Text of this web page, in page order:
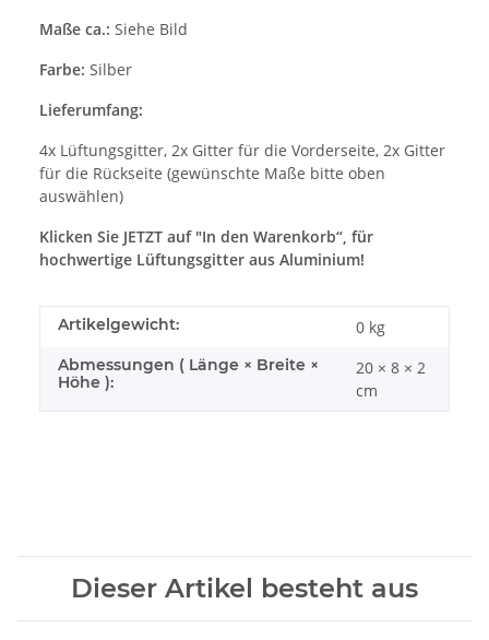
Maße ca.: Siehe Bild
Farbe: Silber
Lieferumfang:
4x Lüftungsgitter, 2x Gitter für die Vorderseite, 2x Gitter
für die Rückseite (gewünschte Maße bitte oben
auswählen)
Klicken Sie JETZT auf "In den Warenkorb“, für
hochwertige Lüftungsgitter aus Aluminium!
Artikelgewicht: 0 kg
Abmessungen ( Länge × Breite ×
Höhe ):
20 × 8 × 2
cm
Dieser Artikel besteht aus